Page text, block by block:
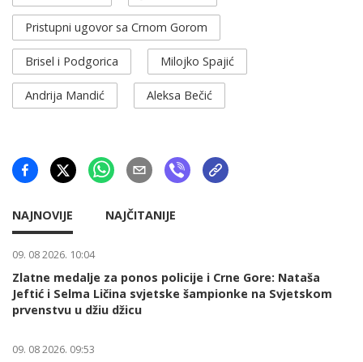
Pristupni ugovor sa Crnom Gorom
Brisel i Podgorica Milojko Spajić
Andrija Mandić Aleksa Bečić
NAJNOVIJE NAJČITANIJE
09. 08 2026. 10:04
Zlatne medalje za ponos policije i Crne Gore: Nataša
Jeftić i Selma Ličina svjetske šampionke na Svjetskom
prvenstvu u džiu džicu
09. 08 2026. 09:53